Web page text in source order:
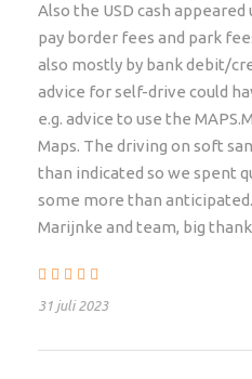
De komende dagen
wereldstad te verkennen.
Optioneel kunnen we een
Robben Island, kookles,
Clanwilliam
overdracht. Loop alle
Also the USD cash appeared
pay border fees and park
also mostly by bank debit/
advice for self-drive could
e.g. advice to use the
Maps. The driving on soft
than indicated so we spent
some more than
Marijnke and team, big
31 juli 2023